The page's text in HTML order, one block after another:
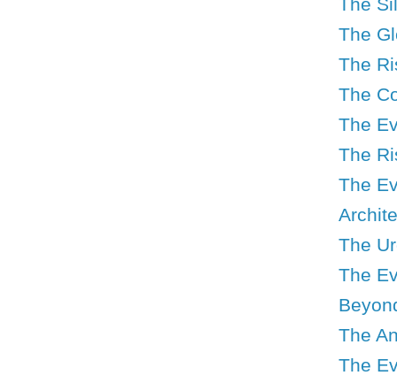
The
The
The
The
The
The
The
The
The
The
The